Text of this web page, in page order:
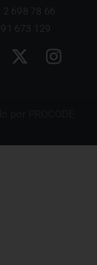
2 698 78 66
673 129